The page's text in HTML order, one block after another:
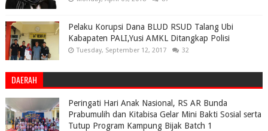
Pelaku Korupsi Dana BLUD RSUD Talang Ubi
Kabapaten PALI,Yusi AMKL Ditangkap Polisi
Tuesday, September 12, 2017 32
DAERAH
Peringati Hari Anak Nasional, RS AR Bunda
Prabumulih dan Kitabisa Gelar Mini Bakti Sosial serta
Tutup Program Kampung Bijak Batch 1